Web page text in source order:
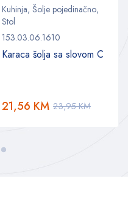
Kuhinja, Šolje pojedinačno,
Stol
153.03.06.1610
Karaca šolja sa slovom C
23,95KM
21,56 KM